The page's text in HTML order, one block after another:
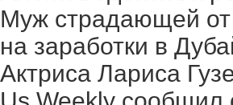
Муж страдающей
на заработки в
Актриса Лариса